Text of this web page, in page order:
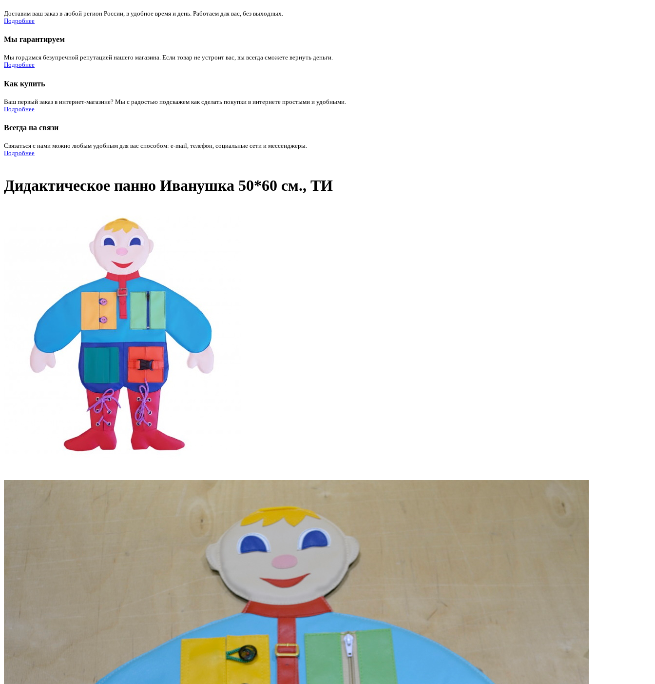
Доставим ваш заказ в любой регион России, в удобное время и день. Работаем для вас, без выходных.
Подробнее
Мы гарантируем
Мы гордимся безупречной репутацией нашего магазина. Если товар не устроит вас, вы всегда сможете вернуть деньги.
Подробнее
Как купить
Ваш первый заказ в интернет-магазине? Мы с радостью подскажем как сделать покупки в интернете простыми и удобными.
Подробнее
Всегда на связи
Связаться с нами можно любым удобным для вас способом: e-mail, телефон, социальные сети и мессенджеры.
Подробнее
Дидактическое панно Иванушка 50*60 см., ТИ